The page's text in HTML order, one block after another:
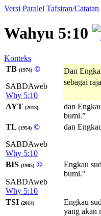
Versi Paralel Tafsiran/Catatan
Wahyu 5:10
Konteks
TB (1974) ©
SABDAweb
Why 5:10
Dan
sebagai
AYT (2018)
dan
bumi.”
TL (1954) ©
SABDAweb
Why 5:10
dan
BIS (1985) ©
SABDAweb
Why 5:10
Engkau
bumi."
TSI (2014)
Engkau
yang akan